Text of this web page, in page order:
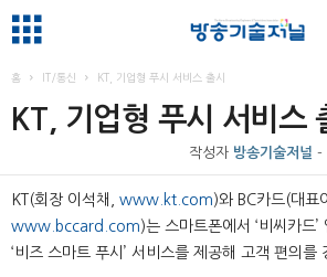
홈 IT/통신 KT, 기업형 푸시 서비스 출시
KT, 기업형 푸시 서비스
작성자 방송기술저널 -
KT(회장 이석채, www.kt.com )와 BC카드(대표
www.bccard.com )는 스마트폰에서 ‘비씨카드
‘비즈 스마트 푸시’ 서비스를 제공해 고객 편의를